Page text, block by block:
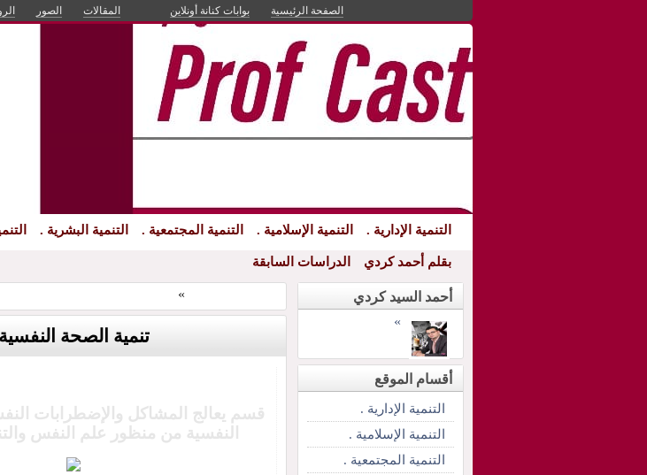
الصفحة الرئيسية بوابات كنانة أونلاين المقالات الصور
التنمية الإدارية . التنمية الإسلامية . التنمية المجتمعية . التنمية البشرية .
بقلم أحمد كردي الدراسات السابقة
»
تنمية الصحة النفسية
قسم يعالج المشاكل والإضطرابات
النفسية من منظور علم النفس
أحمد السيد كردي
»
أقسام الموقع
التنمية الإدارية .
التنمية الإسلامية .
التنمية المجتمعية .